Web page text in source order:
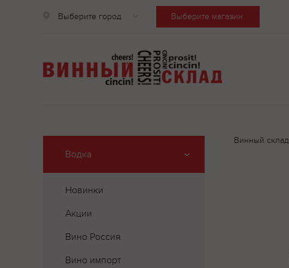
Выберите город Выберите магазин
Водка
Новинки
Акции
Вино Россия
Вино импорт
Винный склад